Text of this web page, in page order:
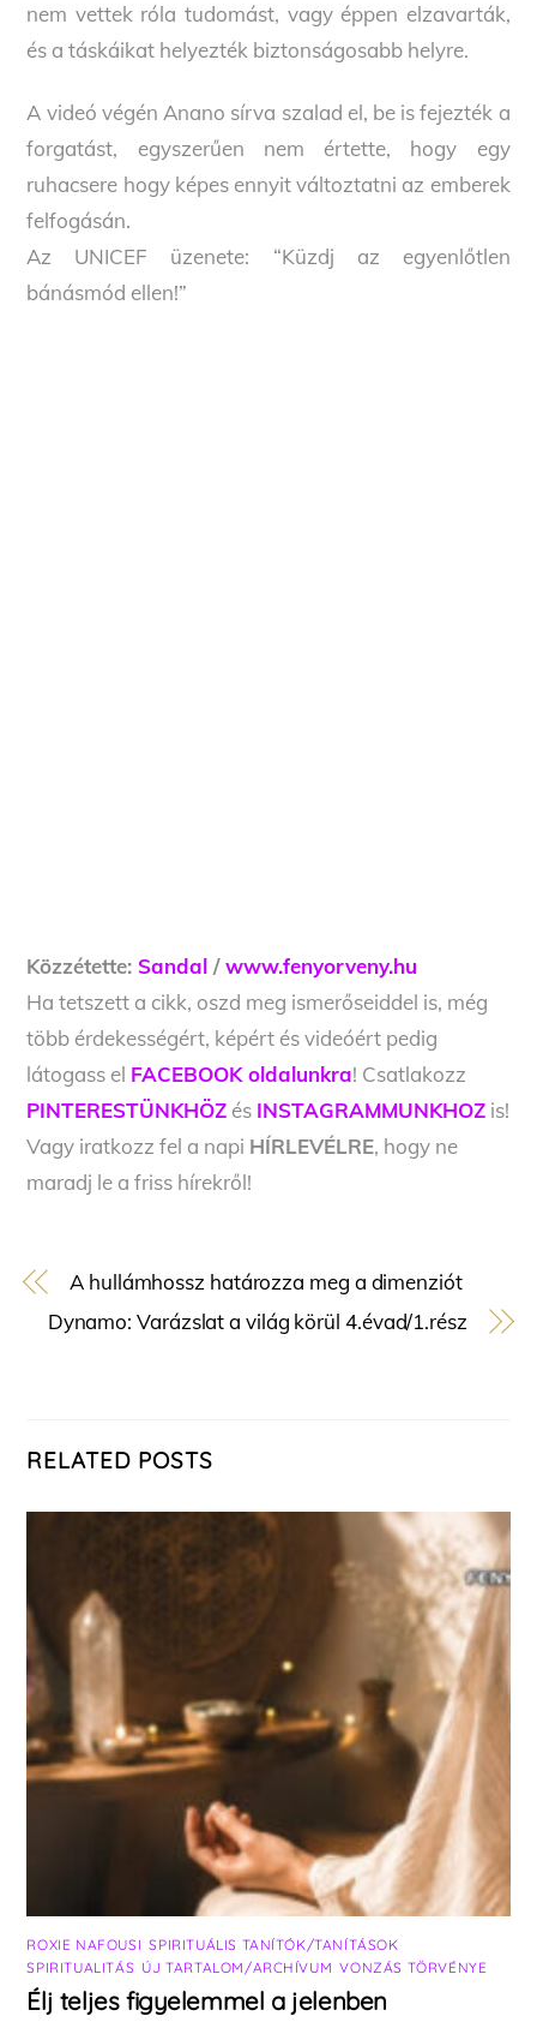
nem vettek róla tudomást, vagy éppen elzavarták,
és a táskáikat helyezték biztonságosabb helyre.
A videó végén Anano sírva szalad el, be is fejezték a
forgatást, egyszerűen nem értette, hogy egy
ruhacsere hogy képes ennyit változtatni az emberek
felfogásán.
Az UNICEF üzenete: “Küzdj az egyenlőtlen
bánásmód ellen!”
Közzétette:Sandal /www.fenyorveny.hu
Ha tetszett a cikk, oszd meg ismerőseiddel is, még
több érdekességért, képért és videóért pedig
látogass el FACEBOOK oldalunkra! Csatlakozz
PINTERESTÜNKHÖZ és INSTAGRAMMUNKHOZ is!
Vagy iratkozz fel a napi HÍRLEVÉLRE, hogy ne
maradj le a friss hírekről!
A hullámhossz határozza meg a dimenziót
Dynamo: Varázslat a világ körül 4.évad/1.rész
RELATED POSTS
ROXIE NAFOUSI ,SPIRITUÁLIS TANÍTÓK/TANÍTÁSOK
SPIRITUALITÁS ÚJ TARTALOM/ARCHÍVUM ,VONZÁS TÖRVÉNYE
Élj teljes figyelemmel a jelenben